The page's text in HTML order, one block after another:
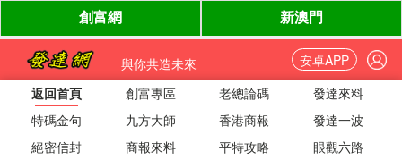
與你共造未來
安卓APP
返回首頁
創富專區 老總論碼
發達來料
特碼金句
九方大師 香港商報
發達一波
絕密信封
商報來料 平特攻略
眼觀六路